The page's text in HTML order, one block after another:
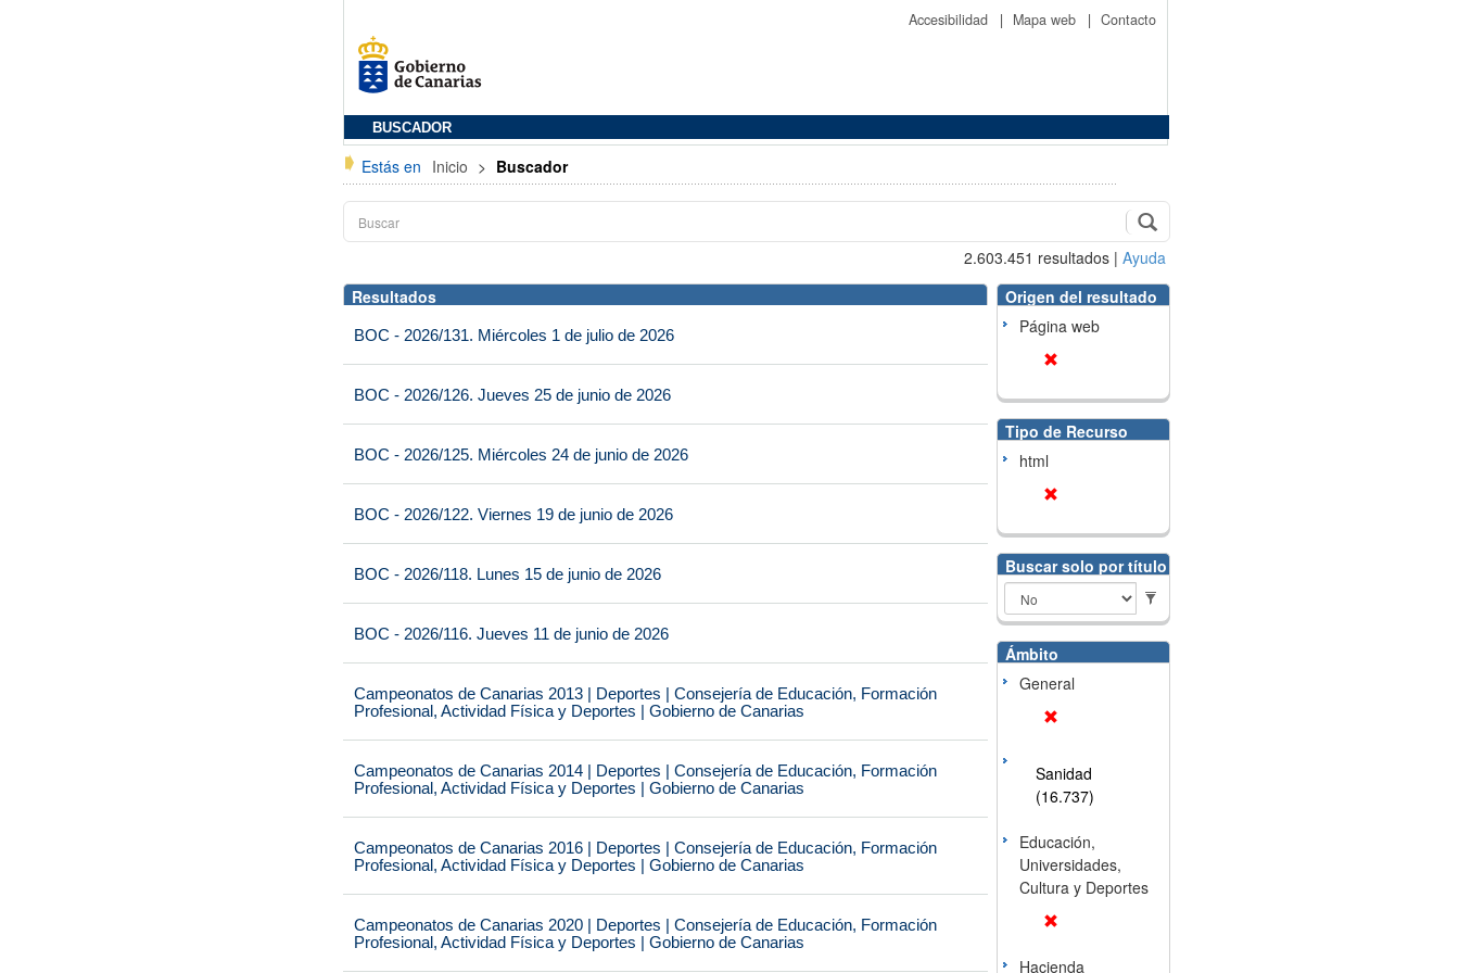
Accesibilidad | Mapa web | Contacto
BUSCADOR
Estás en Inicio > Buscador
2.603.451 resultados | Ayuda
Resultados
BOC - 2026/131. Miércoles 1 de julio de 2026
BOC - 2026/126. Jueves 25 de junio de 2026
BOC - 2026/125. Miércoles 24 de junio de 2026
BOC - 2026/122. Viernes 19 de junio de 2026
BOC - 2026/118. Lunes 15 de junio de 2026
BOC - 2026/116. Jueves 11 de junio de 2026
Campeonatos de Canarias 2013 | Deportes | Consejería de Educación, Formación
Profesional, Actividad Física y Deportes | Gobierno de Canarias
Campeonatos de Canarias 2014 | Deportes | Consejería de Educación, Formación
Profesional, Actividad Física y Deportes | Gobierno de Canarias
Campeonatos de Canarias 2016 | Deportes | Consejería de Educación, Formación
Profesional, Actividad Física y Deportes | Gobierno de Canarias
Campeonatos de Canarias 2020 | Deportes | Consejería de Educación, Formación
Profesional, Actividad Física y Deportes | Gobierno de Canarias
Origen del resultado
Página web
Tipo de Recurso
html
Buscar solo por título
Ámbito
General
Sanidad
(16.737)
Educación,
Universidades,
Cultura y Deportes
Hacienda